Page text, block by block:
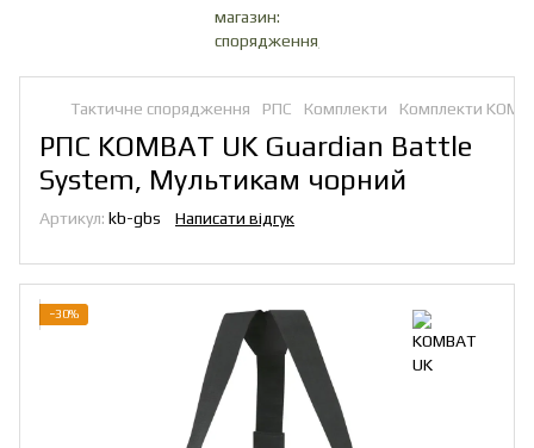
Тактичне спорядження РПС Комплекти Комплекти
РПС KOMBAT UK Guardian Battle
System, Мультикам чорний
Артикул: kb-gbs Написати відгук
−30%